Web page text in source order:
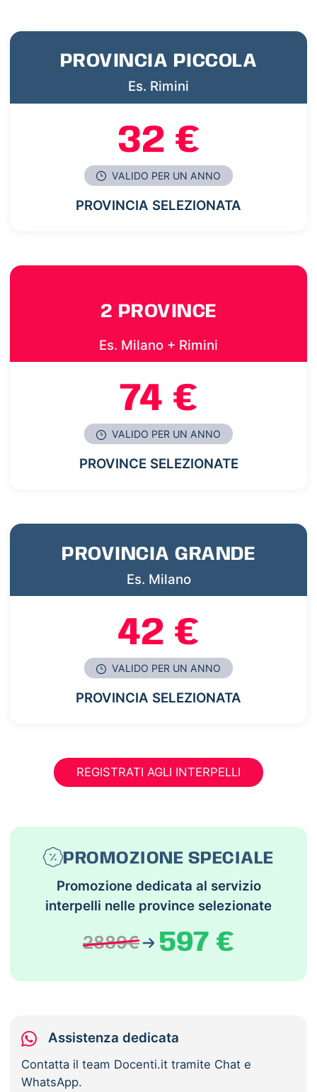
PROVINCIA PICCOLA
Es. Rimini
32 €
VALIDO PER UN ANNO
PROVINCIA SELEZIONATA
2 PROVINCE
Es. Milano + Rimini
74 €
VALIDO PER UN ANNO
PROVINCE SELEZIONATE
PROVINCIA GRANDE
Es. Milano
42 €
VALIDO PER UN ANNO
PROVINCIA SELEZIONATA
REGISTRATI AGLI INTERPELLI
PROMOZIONE SPECIALE
Promozione dedicata al servizio
interpelli nelle province selezionate
2889€ 597 €
Assistenza dedicata
Contatta il team Docenti.it tramite Chat e
WhatsApp.